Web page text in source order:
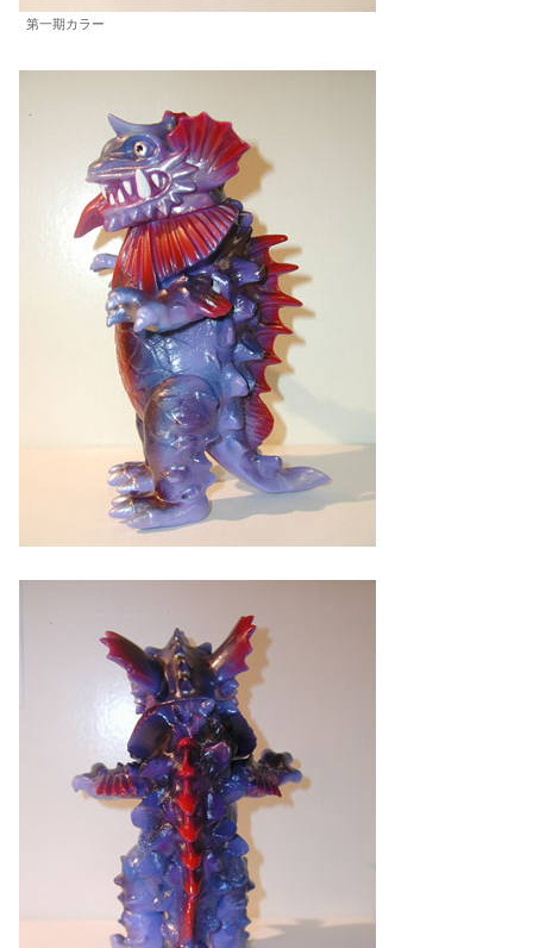
第一期カラー